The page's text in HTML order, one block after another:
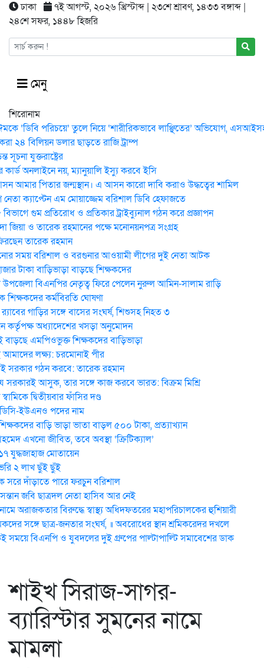
ঢাকা
৭ই আগস্ট, ২০২৬ খ্রিস্টাব্দ | ২৩শে শ্রাবণ, ১৪৩৩ বঙ্গাব্দ |
২৪শে সফর, ১৪৪৮ হিজরি
মেনু
শিরোনাম
‘ডিবি পরিচয়ে’ তুলে নিয়ে ‘শারীরিকভাবে লাঞ্ছিতের’ অভিযোগ,
২৪ বিলিয়ন ডলার ছাড়তে রাজি ট্রাম্প
সূচনা যুক্তরাষ্ট্রের
কার্ড অনলাইনে নয়, ম্যানুয়ালি ইস্যু করবে ইসি
আমার পিতার জন্মস্থান। এ আসন কারো দাবি করাও উদ্ধত্বের শামিল
ক্যাপ্টেন এম মোয়াজ্জেম বরিশাল ডিবি হেফাজতে
গুম প্রতিরোধ ও প্রতিকার ট্রাইব্যুনাল গঠন করে প্রজ্ঞাপন
জিয়া ও তারেক রহমানের পক্ষে মনোনয়নপত্র সংগ্রহ
তারেক রহমান
সময় ব‌রিশাল ও বরগুনার আওয়ামী লীগের দুই নেতা আটক
টাকা বাড়িভাড়া বাড়ছে শিক্ষকদের
বিএনপির নেতৃত্ব ফিরে পেলেন নুরুল আমিন-সালাম রাড়ি
শিক্ষকদের কর্মবিরতি ঘোষণা
গাড়ির সঙ্গে বাসের সংঘর্ষ, শিশুসহ নিহত ৩
কর্তৃপক্ষ অধ্যাদেশের খসড়া অনুমোদন
বাড়ছে এমপিওভুক্ত শিক্ষকদের বাড়িভাড়া
লক্ষ্য: চরমোনাই পীর
সরকার গঠন করবে: তা‌রেক রহমান
সরকারই আসুক, তার সঙ্গে কাজ করবে ভারত: বিক্রম মিশ্রি
দ্বিতীয়বার ফাঁসির দণ্ড
ইউএনও পদের নাম
বাড়ি ভাড়া ভাতা বাড়ল ৫০০ টাকা, প্রত্যাখ্যান
এখনো জীবিত, তবে অবস্থা ‘ক্রিটিক্যাল’
যুদ্ধজাহাজ মোতায়েন
২ লাখ ছুঁই ছুঁই
সরে দাঁড়াতে পারে ফরচুন বরিশাল
জবি ছাত্রদল নেতা হাসিব আর নেই
অরাজকতার বিরুদ্ধে স্বাস্থ্য অধিদফতরের মহাপরিচালকের হুশিয়ারী
সঙ্গে ছাত্র-জনতার সংঘর্ষ, ॥ অবরোধের স্থান শ্রমিকরেদর দখলে
সময়ে বিএনপি ও যুবদলের দুই গ্রুপের পাল্টাপাল্টি সমাবেশের ডাক
শাইখ সিরাজ-সাগর-
ব্যারিস্টার সুমনের নামে
মামলা